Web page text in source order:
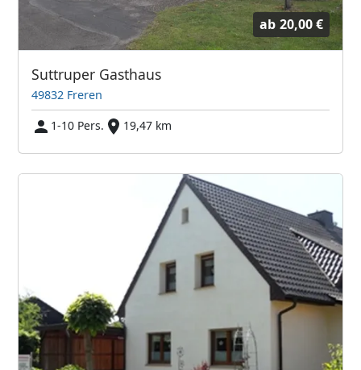
ab 20,00 €
Suttruper Gasthaus
49832 Freren
1-10 Pers.
19,47 km